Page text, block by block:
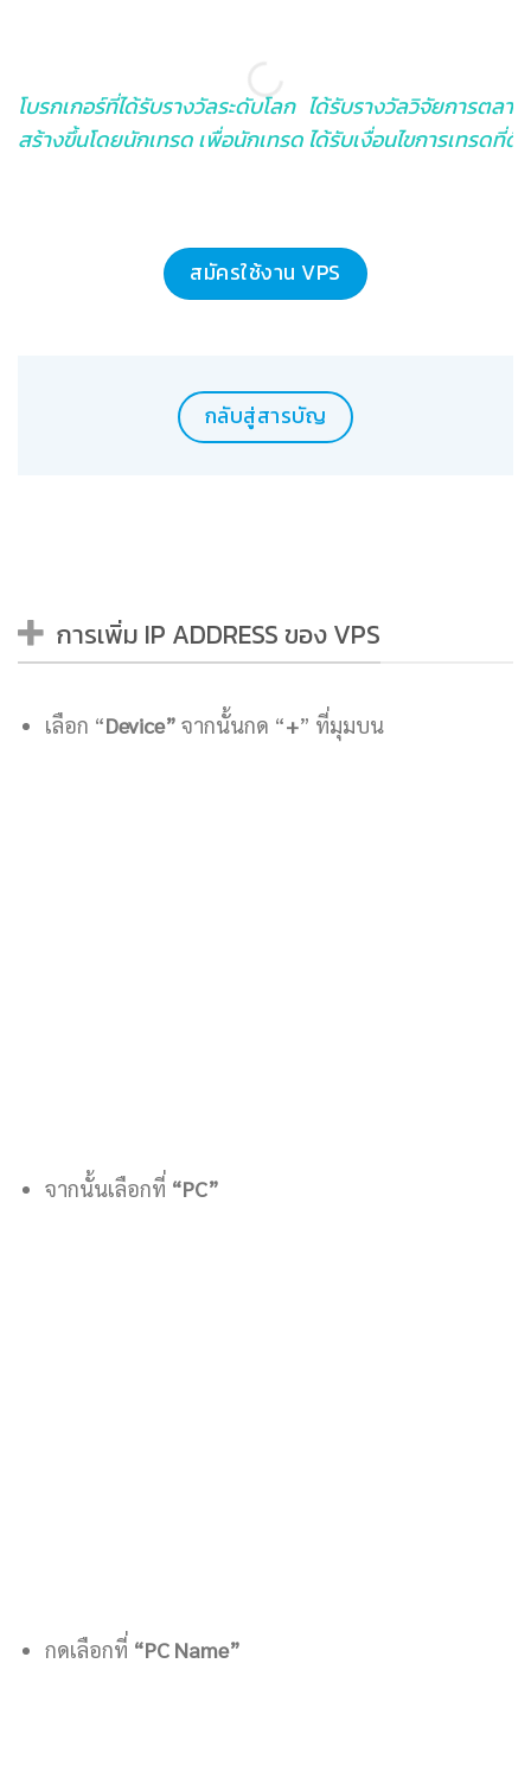
โบรกเกอร์ที่ได้รับรางวัลระดับโลก
สร้างขึ้นโดยนักเทรด เพื่อนักเทรด
ได้รับรางวัลวิจัยการตลา
ได้รับเงื่อนไขการเทรดที่
สมัครใช้งาน VPS
กลับสู่สารบัญ
การเพิ่ม IP ADDRESS ของ VPS
เลือก “Device” จากนั้นกด “+” ที่มุมบน
จากนั้นเลือกที่ “PC”
กดเลือกที่ “PC Name”